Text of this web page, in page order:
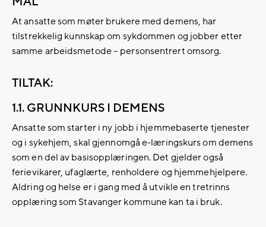
At ansatte som møter brukere med demens, har
tilstrekkelig kunnskap om sykdommen og jobber etter
samme arbeidsmetode – personsentrert omsorg.
TILTAK:
1.1. GRUNNKURS I DEMENS
Ansatte som starter i ny jobb i hjemmebaserte tjenester
og i sykehjem, skal gjennomgå e-læringskurs om demens
som en del av basisopplæringen. Det gjelder også
ferievikarer, ufaglærte, renholdere og hjemmehjelpere.
Aldring og helse er i gang med å utvikle en tretrinns
opplæring som Stavanger kommune kan ta i bruk.